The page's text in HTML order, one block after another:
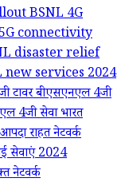
BSNL 4G
connectivity
disaster relief
new services 2024
टावरबीएसएनएल 4जी
4जी सेवा भारत
राहत नेटवर्क
सेवाएं 2024
नेटवर्क